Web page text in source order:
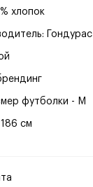
хлопок
Гондурас
футболки - M
см